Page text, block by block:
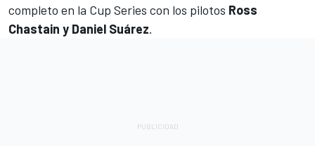
completo en la Cup Series con los pilotos Ross
Chastain y Daniel Suárez.